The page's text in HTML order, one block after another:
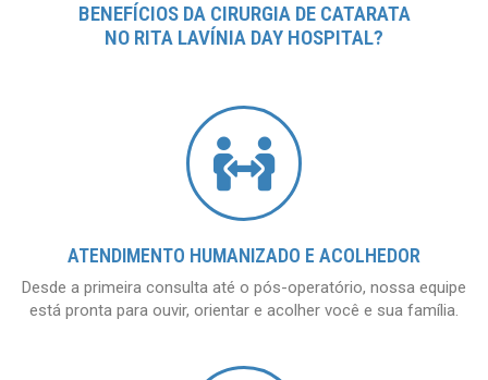
BENEFÍCIOS DA CIRURGIA DE CATARATA
NO RITA LAVÍNIA DAY HOSPITAL?
ATENDIMENTO HUMANIZADO E ACOLHEDOR
Desde a primeira consulta até o pós-operatório, nossa equipe
está pronta para ouvir, orientar e acolher você e sua família.